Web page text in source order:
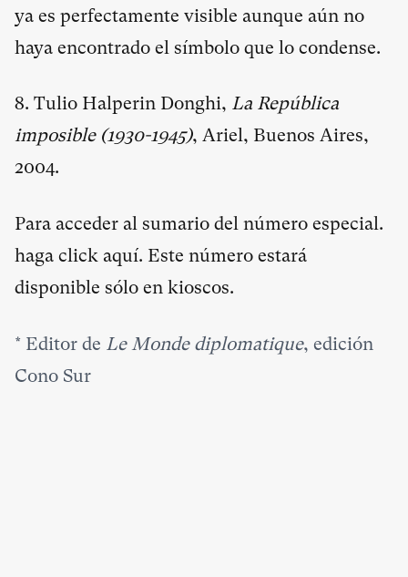
ya es perfectamente visible aunque aún no
haya encontrado el símbolo que lo condense.
8. Tulio Halperin Donghi, La República
imposible (1930-1945), Ariel, Buenos Aires,
2004.
Para acceder al sumario del número especial.
haga click aquí. Este número estará
disponible sólo en kioscos.
* Editor de Le Monde diplomatique, edición
Cono Sur